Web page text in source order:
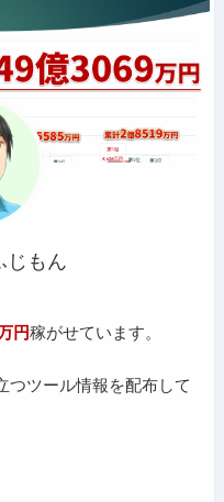
じもん
円稼がせています。
つツール情報を配布して